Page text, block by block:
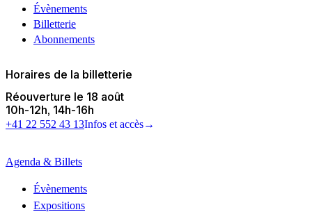
Évènements
Billetterie
Abonnements
Horaires de la billetterie
Réouverture le 18 août
10h-12h 14h-16h
+41 22 552 43 13Infos et accès→
Agenda & Billets
Évènements
Expositions